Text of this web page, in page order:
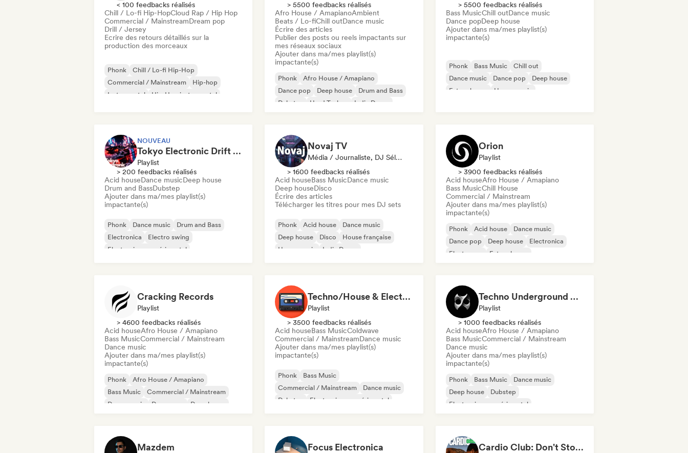
< 100 feedbacks réalisés
Chill / Lo-fi Hip-HopCloud Rap / Hip Hop
Commercial / MainstreamDream pop
Drill / Jersey
Ecrire des retours détaillés sur la
production des morceaux
Phonk
Chill / Lo-fi Hip-Hop
Commercial / Mainstream
Hip-hop
Instrumental
Hip-Hop instrumental
> 5500 feedbacks réalisés
Afro House / AmapianoAmbient
Beats / Lo-fiChill outDance music
Écrire des articles
Publier des posts ou reels impactants sur
mes réseaux sociaux
Ajouter dans ma/mes playlist(s)
impactante(s)
Phonk
Afro House / Amapiano
Dance pop
Deep house
Drum and Bass
Dubstep
Hard Techno Indie Dance
> 5500 feedbacks réalisés
Bass MusicChill outDance music
Dance popDeep house
Ajouter dans ma/mes playlist(s)
impactante(s)
Phonk Bass Music
Chill out
Dance music
Dance pop
Deep house
Future house
House music
NOUVEAU
Tokyo Electronic Drift 🏎️ Schranz, Hard Techno & Anime EDM
Playlist
> 200 feedbacks réalisés
Acid houseDance musicDeep house
Drum and BassDubstep
Ajouter dans ma/mes playlist(s)
impactante(s)
Phonk Dance music
Drum and Bass
Electronica
Electro swing
Electronique expérimental
Novaj TV
Média / Journaliste, DJ Sélectionné·e
> 1600 feedbacks réalisés
Acid houseBass MusicDance music
Deep houseDisco
Écrire des articles
Télécharger les titres pour mes DJ sets
Phonk Acid house
Dance music
Deep house
Disco
House française
House music
Indie Dance
Orion
Playlist
> 3900 feedbacks réalisés
Acid houseAfro House / Amapiano
Bass MusicChill House
Commercial / Mainstream
Ajouter dans ma/mes playlist(s)
impactante(s)
Phonk Acid house
Dance music
Dance pop
Deep house
Electronica
Electropop
Future house
Cracking Records
Playlist
> 4600 feedbacks réalisés
Acid houseAfro House / Amapiano
Bass MusicCommercial / Mainstream
Dance music
Ajouter dans ma/mes playlist(s)
impactante(s)
Phonk
Afro House / Amapiano
Bass Music
Commercial / Mainstream
Dance music
Dance pop
Deep house
Techno/House & Electronic Music for Svea Playlists
Playlist
> 3500 feedbacks réalisés
Acid houseBass MusicColdwave
Commercial / MainstreamDance music
Ajouter dans ma/mes playlist(s)
impactante(s)
Phonk
Bass Music
Commercial / Mainstream
Dance music
Dubstep
Electronique expérimental
Techno Underground Rave Anthems by Orphium
Playlist
> 1000 feedbacks réalisés
Acid houseAfro House / Amapiano
Bass MusicCommercial / Mainstream
Dance music
Ajouter dans ma/mes playlist(s)
impactante(s)
Phonk Bass Music
Dance music
Deep house
Dubstep
Electronique expérimental
Mazdem Focus Electronica Cardio Club: Don't Stop! 💦